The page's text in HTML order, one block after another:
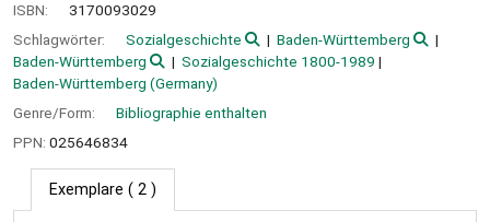
ISBN:
3170093029
Schlagwörter:
Sozialgeschichte
Baden-Württemberg
Baden-Württemberg
Sozialgeschichte 1800-1989
Baden-Württemberg (Germany)
Genre/Form:
Bibliographie enthalten
PPN: 025646834
Exemplare ( 2 )